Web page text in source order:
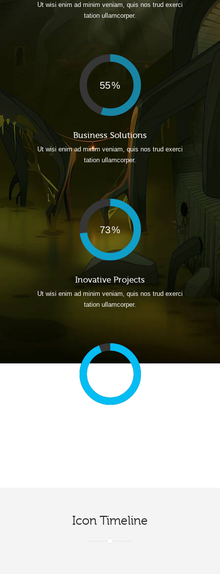
Ut wisi enim ad minim veniam, quis nos trud exerci
tation ullamcorper.
55
Business Solutions
Ut wisi enim ad minim veniam, quis nos trud exerci
tation ullamcorper.
73
Inovative Projects
Ut wisi enim ad minim veniam, quis nos trud exerci
tation ullamcorper.
Icon Timeline